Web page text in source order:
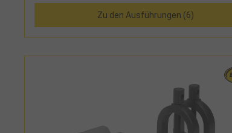
Zu den Ausführungen (6)